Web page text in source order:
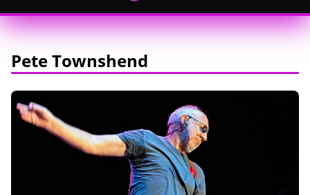
Pete Townshend